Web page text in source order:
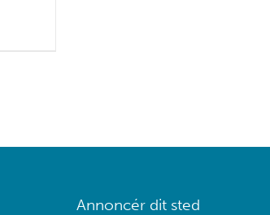
Annoncér dit sted